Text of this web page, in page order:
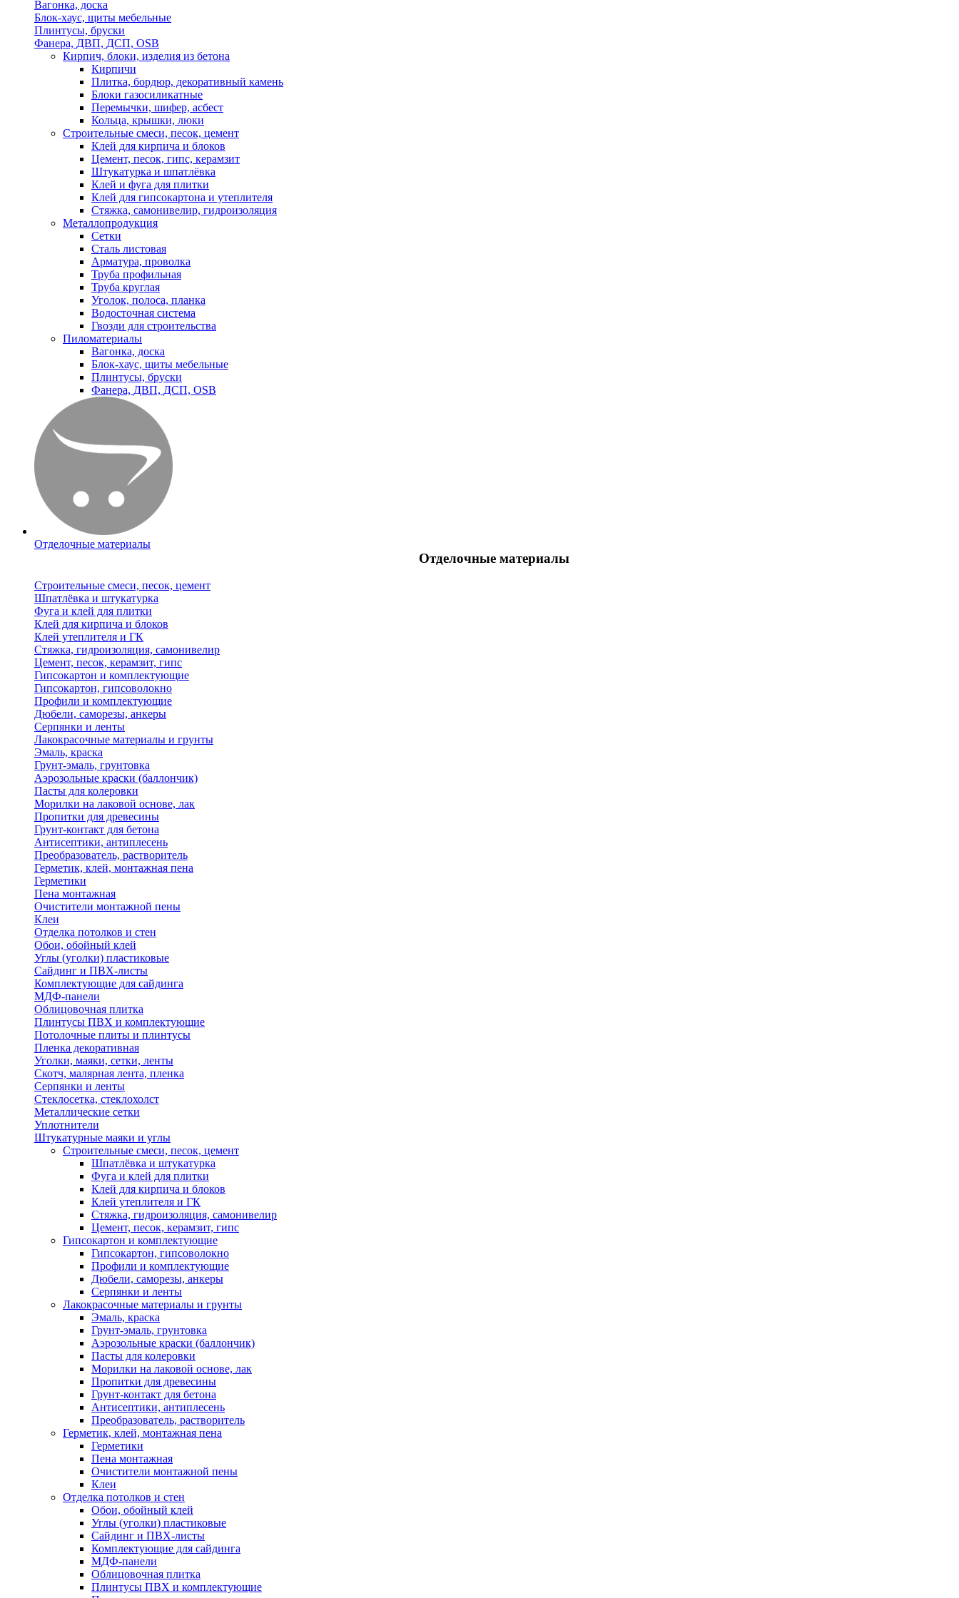
Вагонка, доска
Блок-хаус, щиты мебельные
Плинтусы, бруски
Фанера, ДВП, ДСП, OSB
Кирпич, блоки, изделия из бетона
Кирпичи
Плитка, бордюр, декоративный камень
Блоки газосиликатные
Перемычки, шифер, асбест
Кольца, крышки, люки
Строительные смеси, песок, цемент
Клей для кирпича и блоков
Цемент, песок, гипс, керамзит
Штукатурка и шпатлёвка
Клей и фуга для плитки
Клей для гипсокартона и утеплителя
Стяжка, самонивелир, гидроизоляция
Металлопродукция
Сетки
Сталь листовая
Арматура, проволка
Труба профильная
Труба круглая
Уголок, полоса, планка
Водосточная система
Гвозди для строительства
Пиломатериалы
Вагонка, доска
Блок-хаус, щиты мебельные
Плинтусы, бруски
Фанера, ДВП, ДСП, OSB
Отделочные материалы
Отделочные материалы
Строительные смеси, песок, цемент
Шпатлёвка и штукатурка
Фуга и клей для плитки
Клей для кирпича и блоков
Клей утеплителя и ГК
Стяжка, гидроизоляция, самонивелир
Цемент, песок, керамзит, гипс
Гипсокартон и комплектующие
Гипсокартон, гипсоволокно
Профили и комплектующие
Дюбели, саморезы, анкеры
Серпянки и ленты
Лакокрасочные материалы и грунты
Эмаль, краска
Грунт-эмаль, грунтовка
Аэрозольные краски (баллончик)
Пасты для колеровки
Морилки на лаковой основе, лак
Пропитки для древесины
Грунт-контакт для бетона
Антисептики, антиплесень
Преобразователь, растворитель
Герметик, клей, монтажная пена
Герметики
Пена монтажная
Очистители монтажной пены
Клеи
Отделка потолков и стен
Обои, обойный клей
Углы (уголки) пластиковые
Сайдинг и ПВХ-листы
Комплектующие для сайдинга
МДФ-панели
Облицовочная плитка
Плинтусы ПВХ и комплектующие
Потолочные плиты и плинтусы
Пленка декоративная
Уголки, маяки, сетки, ленты
Скотч, малярная лента, пленка
Серпянки и ленты
Стеклосетка, стеклохолст
Металлические сетки
Уплотнители
Штукатурные маяки и углы
Строительные смеси, песок, цемент
Шпатлёвка и штукатурка
Фуга и клей для плитки
Клей для кирпича и блоков
Клей утеплителя и ГК
Стяжка, гидроизоляция, самонивелир
Цемент, песок, керамзит, гипс
Гипсокартон и комплектующие
Гипсокартон, гипсоволокно
Профили и комплектующие
Дюбели, саморезы, анкеры
Серпянки и ленты
Лакокрасочные материалы и грунты
Эмаль, краска
Грунт-эмаль, грунтовка
Аэрозольные краски (баллончик)
Пасты для колеровки
Морилки на лаковой основе, лак
Пропитки для древесины
Грунт-контакт для бетона
Антисептики, антиплесень
Преобразователь, растворитель
Герметик, клей, монтажная пена
Герметики
Пена монтажная
Очистители монтажной пены
Клеи
Отделка потолков и стен
Обои, обойный клей
Углы (уголки) пластиковые
Сайдинг и ПВХ-листы
Комплектующие для сайдинга
МДФ-панели
Облицовочная плитка
Плинтусы ПВХ и комплектующие